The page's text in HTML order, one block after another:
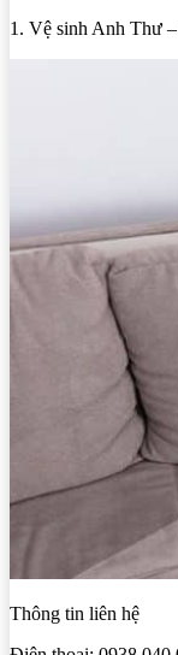
1. Vệ sinh Anh Thư
Thông tin liên hệ